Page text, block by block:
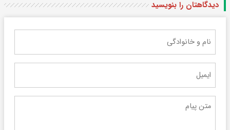
دیدگاهتان را بنویسید